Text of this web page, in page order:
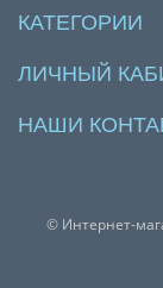
КАТЕГОРИИ
ЛИЧНЫЙ
НАШИ
© Интернет-